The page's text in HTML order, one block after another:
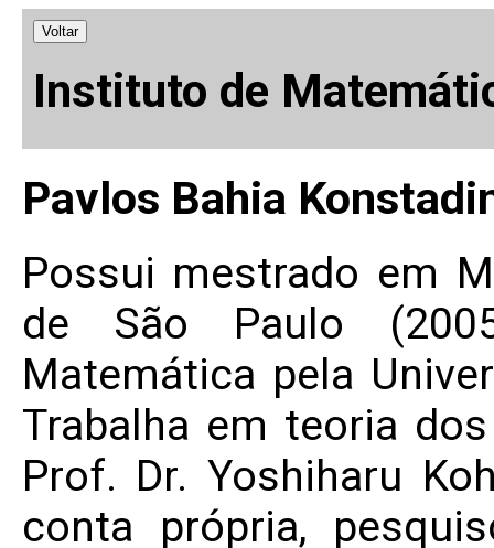
Voltar
Instituto de
Pavlos Bahia
Possui mestrado em
de São Paulo
Matemática pela
Trabalha em teoria
Prof. Dr. Yoshiharu
conta própria,